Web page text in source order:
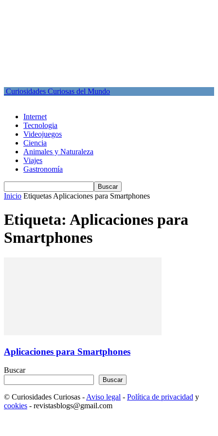
Curiosidades Curiosas del Mundo
Internet
Tecnologia
Videojuegos
Ciencia
Animales y Naturaleza
Viajes
Gastronomía
Inicio Etiquetas Aplicaciones para Smartphones
Etiqueta: Aplicaciones para
Smartphones
Aplicaciones para Smartphones
Buscar
Buscar
© Curiosidades Curiosas - Aviso legal - Política de privacidad y
cookies - revistasblogs@gmail.com